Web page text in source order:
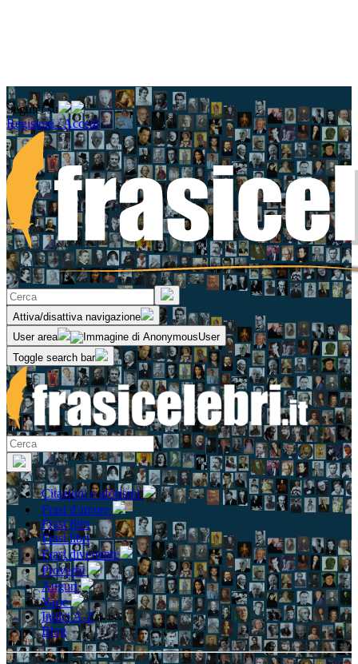
Seguici su
Registrati / Accedi
Attiva/disattiva navigazione
User area
Toggle search bar
Citazioni e aforismi
Frasi d'amore
Frasi film
Frasi libri
Frasi divertenti
Proverbi
Auguri
Varie
Indici A-Z
Blog